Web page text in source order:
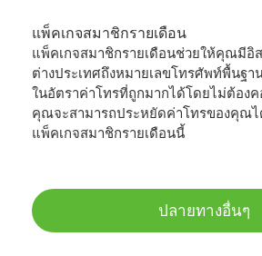
แพ็คเกจสมาชิกรายเดือน
แพ็คเกจสมาชิกรายเดือนช่วยให้คุณมีอิ
ต่างประเทศถึงหมายเลขโทรศัพท์พื้นฐ
ในอัตราค่าโทรที่ถูกมากได้โดยไม่ต้อง
คุณจะสามารถประหยัดค่าโทรของคุณ
แพ็คเกจสมาชิกรายเดือนนี้
ปลายทางอื่นๆ